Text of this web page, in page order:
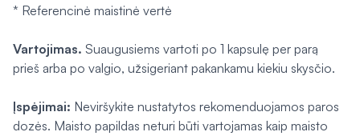
* Referencinė maistinė vertė
Vartojimas. Suaugusiems vartoti po 1 kapsulę per parą
prieš arba po valgio, užsigeriant pakankamu kiekiu skysčio.
Įspėjimai: Neviršykite nustatytos rekomenduojamos paros
dozės. Maisto papildas neturi būti vartojamas kaip maisto